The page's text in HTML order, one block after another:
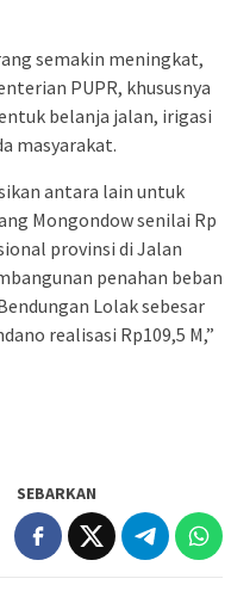
semakin meningkat,
PUPR, khususnya
belanja jalan, irigasi
masyarakat.
antara lain untuk
Mongondow senilai Rp
provinsi di Jalan
penahan beban
Lolak sebesar
realisasi Rp109,5 M,”
SEBARKAN